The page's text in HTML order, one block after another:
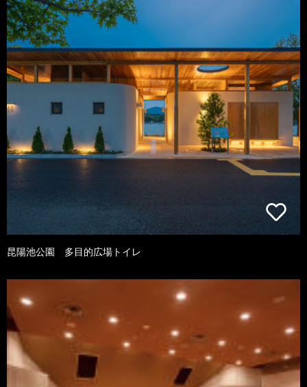
昆陽池公園 多目的広場トイレ